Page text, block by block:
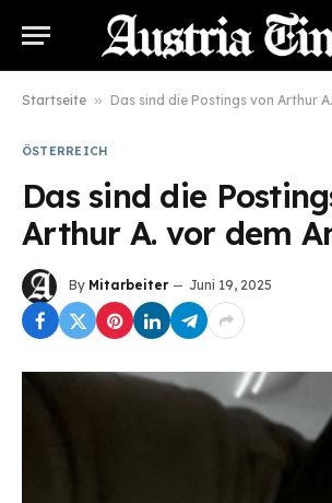
Startseite » Das sind die Postings von Arthur
ÖSTERREICH
Das sind die
Arthur A. vor dem
By Mitarbeiter Juni 19, 2025